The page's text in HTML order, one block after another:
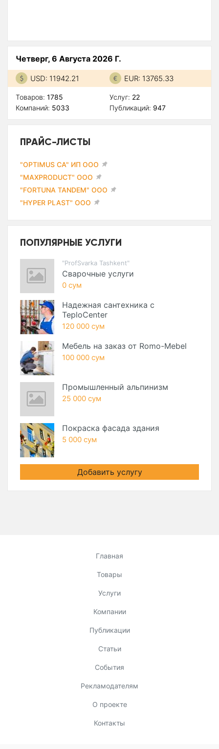
Четверг, 6 Августа 2026 Г.
USD: 11942.21 EUR: 13765.33
Товаров: 1785
Компаний: 5033
Услуг: 22
Публикаций: 947
ПРАЙС-ЛИСТЫ
"OPTIMUS CA" ИП ООО
"MAXPRODUCT" ООО
"FORTUNA TANDEM" ООО
"HYPER PLAST" ООО
ПОПУЛЯРНЫЕ УСЛУГИ
"ProfSvarka Tashkent"
Сварочные услуги
0 сум
Надежная сантехника с
TeploCenter
120 000 сум
Мебель на заказ от Romo-Mebel
100 000 сум
Промышленный альпинизм
25 000 сум
Покраска фасада здания
5 000 сум
Добавить услугу
Главная
Товары
Услуги
Компании
Публикации
Статьи
События
Рекламодателям
О проекте
Контакты